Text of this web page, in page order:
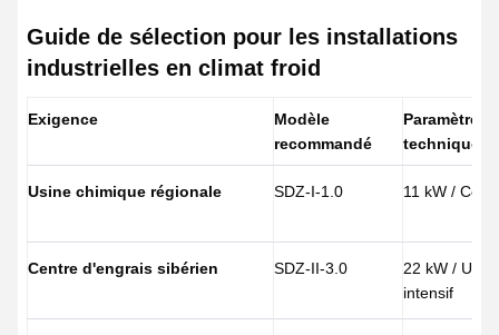
Guide de sélection pour les installations
industrielles en climat froid
Exigence
Modèle
recommandé
Paramètre
technique
Usine chimique régionale SDZ-I-1.0 11 kW /
Centre d'engrais sibérien SDZ-II-3.0
22 kW /
intensif